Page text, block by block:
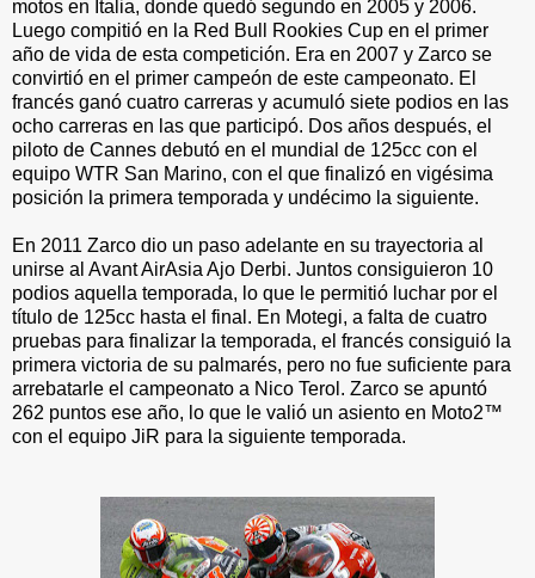
motos en Italia, donde quedó segundo en 2005 y 2006.
Luego compitió en la Red Bull Rookies Cup en el primer
año de vida de esta competición. Era en 2007 y Zarco se
convirtió en el primer campeón de este campeonato. El
francés ganó cuatro carreras y acumuló siete podios en las
ocho carreras en las que participó. Dos años después, el
piloto de Cannes debutó en el mundial de 125cc con el
equipo WTR San Marino, con el que finalizó en vigésima
posición la primera temporada y undécimo la siguiente.
En 2011 Zarco dio un paso adelante en su trayectoria al
unirse al Avant AirAsia Ajo Derbi. Juntos consiguieron 10
podios aquella temporada, lo que le permitió luchar por el
título de 125cc hasta el final. En Motegi, a falta de cuatro
pruebas para finalizar la temporada, el francés consiguió la
primera victoria de su palmarés, pero no fue suficiente para
arrebatarle el campeonato a Nico Terol. Zarco se apuntó
262 puntos ese año, lo que le valió un asiento en Moto2™
con el equipo JiR para la siguiente temporada.